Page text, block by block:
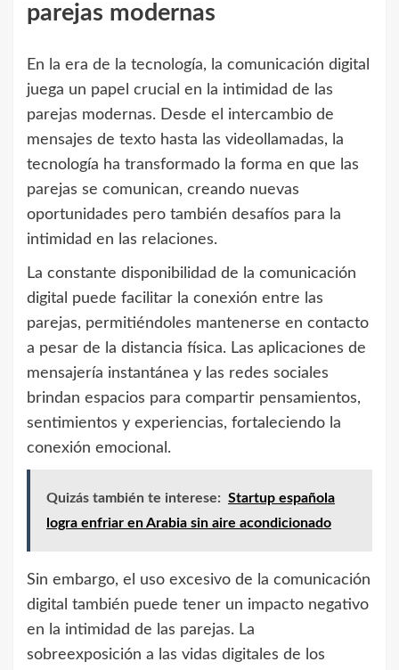
parejas modernas
En la era de la tecnología, la comunicación digital
juega un papel crucial en la intimidad de las
parejas modernas. Desde el intercambio de
mensajes de texto hasta las videollamadas, la
tecnología ha transformado la forma en que las
parejas se comunican, creando nuevas
oportunidades pero también desafíos para la
intimidad en las relaciones.
La constante disponibilidad de la comunicación
digital puede facilitar la conexión entre las
parejas, permitiéndoles mantenerse en contacto
a pesar de la distancia física. Las aplicaciones de
mensajería instantánea y las redes sociales
brindan espacios para compartir pensamientos,
sentimientos y experiencias, fortaleciendo la
conexión emocional.
Quizás también te interese: Startup española
logra enfriar en Arabia sin aire acondicionado
Sin embargo, el uso excesivo de la comunicación
digital también puede tener un impacto negativo
en la intimidad de las parejas. La
sobreexposición a las vidas digitales de los